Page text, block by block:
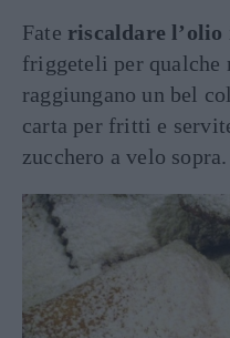
Fate riscaldare l’olio
friggeteli per qualche
raggiungano un bel
carta per fritti e
zucchero a velo sopra.